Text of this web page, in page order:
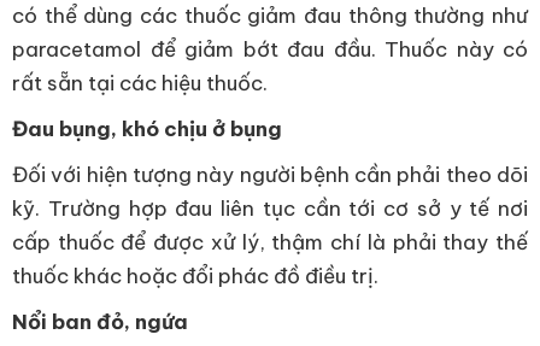
có thể dùng các thuốc giảm đau thông thường như
paracetamol để giảm bớt đau đầu. Thuốc này có
rất sẵn tại các hiệu thuốc.
Đau bụng, khó chịu ở bụng
Đối với hiện tượng này người bệnh cần phải theo dõi
kỹ. Trường hợp đau liên tục cần tới cơ sở y tế nơi
cấp thuốc để được xử lý, thậm chí là phải thay thế
thuốc khác hoặc đổi phác đồ điều trị.
Nổi ban đỏ, ngứa